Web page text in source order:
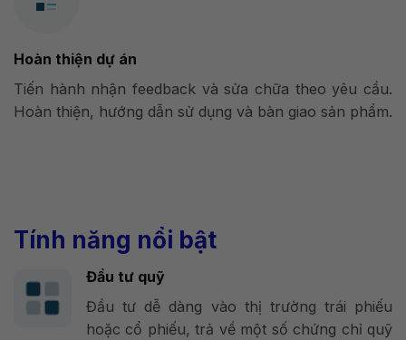
Hoàn thiện dự án
Tiến hành nhận feedback và sửa chữa theo yêu cầu.
Hoàn thiện, hướng dẫn sử dụng và bàn giao sản phẩm.
Tính năng nổi bật
Đầu tư quỹ
Đầu tư dễ dàng vào thị trường trái phiếu
hoặc cổ phiếu, trả về một số chứng chỉ quỹ